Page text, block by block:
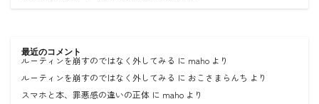
最近のコメント
ルーティンを崩すのではなく外してみる に maho より
ルーティンを崩すのではなく外してみる に おこさまらんち より
スマホと本、罪悪感の違いの正体 に maho より